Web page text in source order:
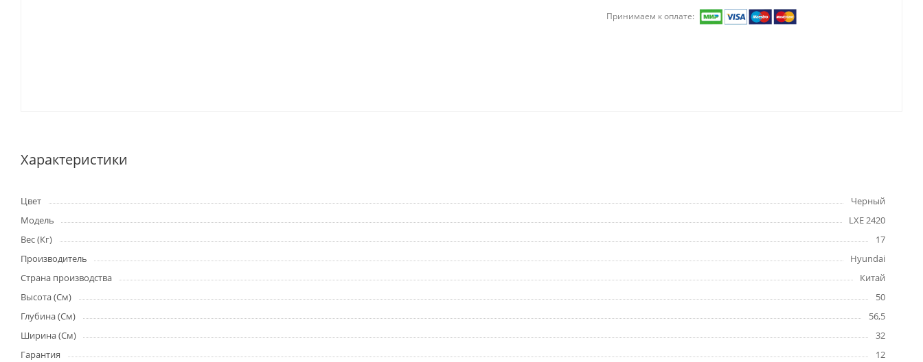
Принимаем к оплате:
Характеристики
Цвет
Черный
Модель
LXE 2420
Вес (Кг)
17
Производитель
Hyundai
Страна производства
Китай
Высота (См)
50
Глубина (См)
56,5
Ширина (См)
32
Гарантия
12